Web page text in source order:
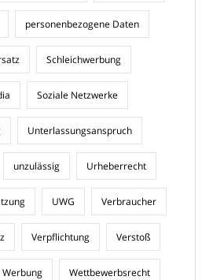
personenbezogene Daten
Schleichwerbung
Soziale Netzwerke
Unterlassungsanspruch
unzulässig Urheberrecht
UWG Verbraucher
Verpflichtung Verstoß
Werbung Wettbewerbsrecht